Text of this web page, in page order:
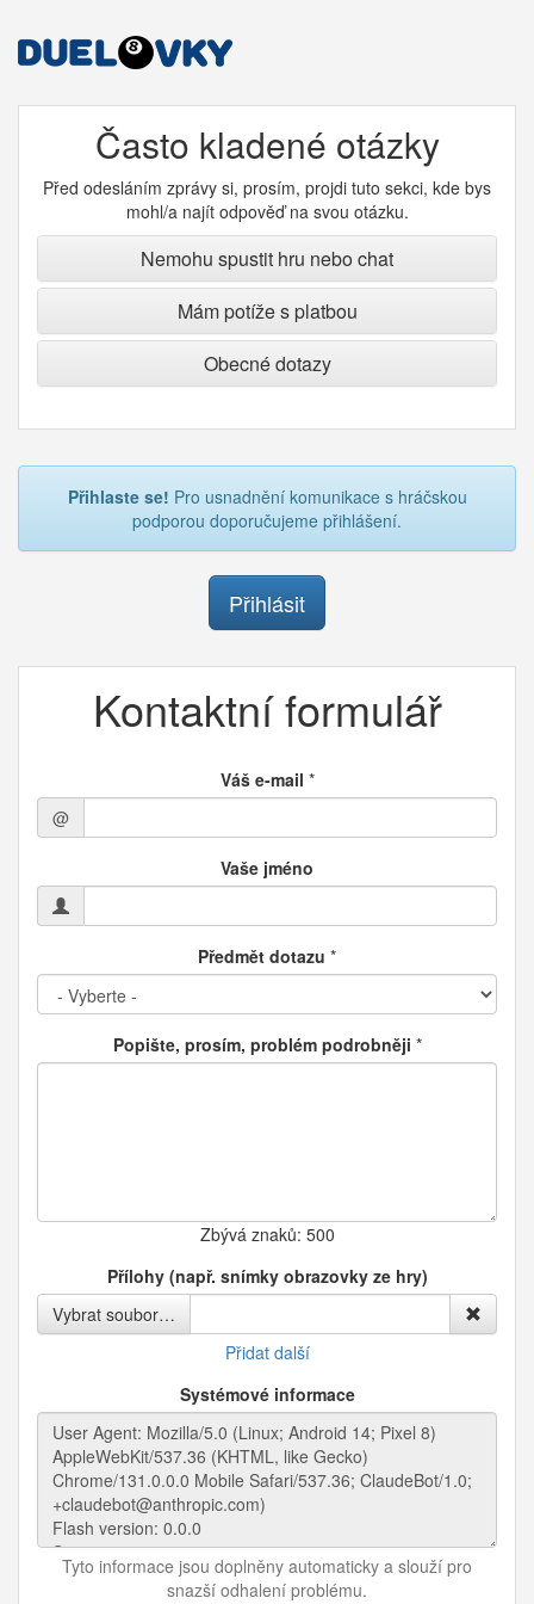
Často kladené otázky
Před odesláním zprávy si, prosím, projdi tuto sekci, kde bys
mohl/a najít odpověď na svou otázku.
Nemohu spustit hru nebo chat
Mám potíže s platbou
Obecné dotazy
Přihlaste se! Pro usnadnění komunikace s hráčskou
podporou doporučujeme přihlášení.
Přihlásit
Kontaktní formulář
Váš e-mail *
@
Vaše jméno
Předmět dotazu *
Popište, prosím, problém podrobněji *
Zbývá znaků: 500
Přílohy (např. snímky obrazovky ze hry)
Vybrat soubor…
Přidat další
Systémové informace
Tyto informace jsou doplněny automaticky a slouží pro
snazší odhalení problému.